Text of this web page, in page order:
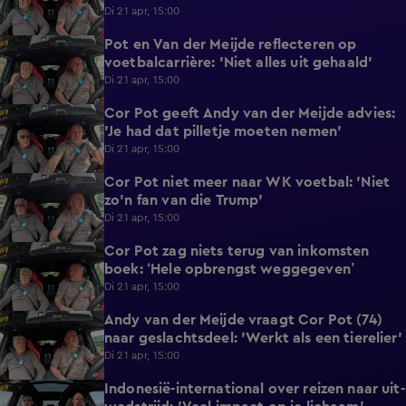
Di 21 apr, 15:00
1:10
Pot en Van der Meijde reflecteren op
voetbalcarrière: 'Niet alles uit gehaald'
Di 21 apr, 15:00
0:33
Cor Pot geeft Andy van der Meijde advies:
'Je had dat pilletje moeten nemen'
Di 21 apr, 15:00
0:46
Cor Pot niet meer naar WK voetbal: 'Niet
zo'n fan van die Trump'
Di 21 apr, 15:00
1:22
Cor Pot zag niets terug van inkomsten
boek: ‘Hele opbrengst weggegeven’
Di 21 apr, 15:00
0:45
Andy van der Meijde vraagt Cor Pot (74)
naar geslachtsdeel: 'Werkt als een tierelier'
Di 21 apr, 15:00
1:09
Indonesië-international over reizen naar uit-